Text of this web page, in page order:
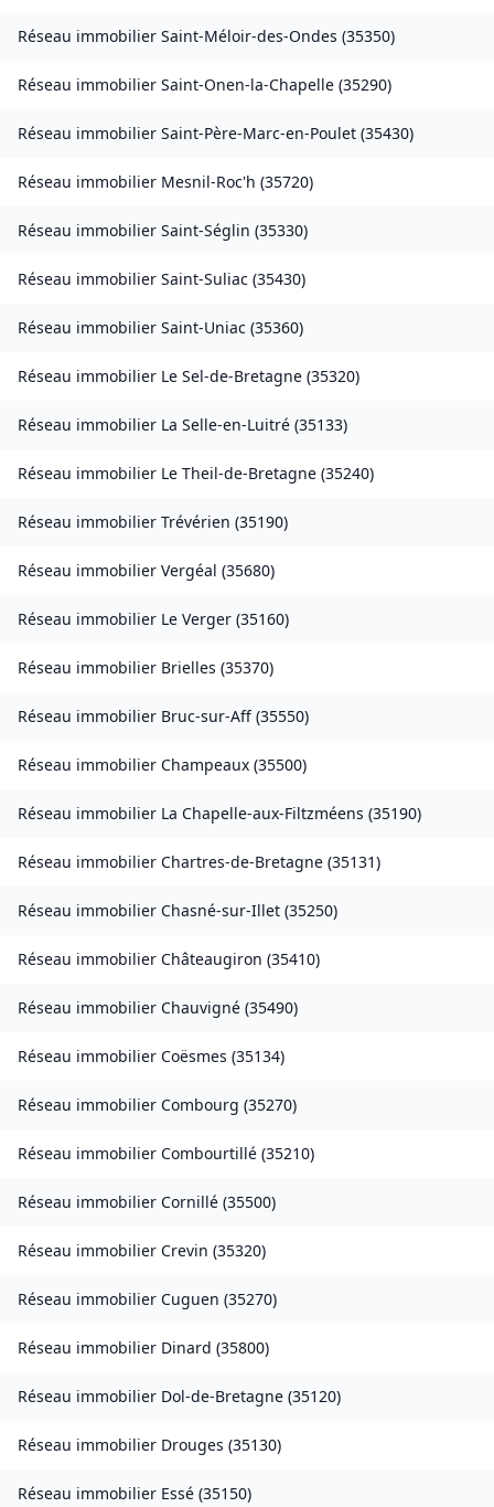
Réseau immobilier Saint-Méloir-des-Ondes (35350)
Réseau immobilier Saint-Onen-la-Chapelle (35290)
Réseau immobilier Saint-Père-Marc-en-Poulet (35430)
Réseau immobilier Mesnil-Roc'h (35720)
Réseau immobilier Saint-Séglin (35330)
Réseau immobilier Saint-Suliac (35430)
Réseau immobilier Saint-Uniac (35360)
Réseau immobilier Le Sel-de-Bretagne (35320)
Réseau immobilier La Selle-en-Luitré (35133)
Réseau immobilier Le Theil-de-Bretagne (35240)
Réseau immobilier Trévérien (35190)
Réseau immobilier Vergéal (35680)
Réseau immobilier Le Verger (35160)
Réseau immobilier Brielles (35370)
Réseau immobilier Bruc-sur-Aff (35550)
Réseau immobilier Champeaux (35500)
Réseau immobilier La Chapelle-aux-Filtzméens (35190)
Réseau immobilier Chartres-de-Bretagne (35131)
Réseau immobilier Chasné-sur-Illet (35250)
Réseau immobilier Châteaugiron (35410)
Réseau immobilier Chauvigné (35490)
Réseau immobilier Coësmes (35134)
Réseau immobilier Combourg (35270)
Réseau immobilier Combourtillé (35210)
Réseau immobilier Cornillé (35500)
Réseau immobilier Crevin (35320)
Réseau immobilier Cuguen (35270)
Réseau immobilier Dinard (35800)
Réseau immobilier Dol-de-Bretagne (35120)
Réseau immobilier Drouges (35130)
Réseau immobilier Essé (35150)